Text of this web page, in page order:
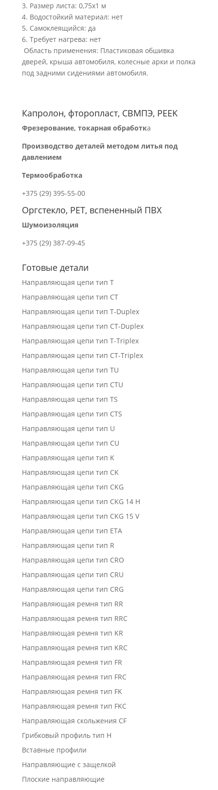
3. Размер листа: 0,75х1 м
4. Водостойкий материал: нет
5. Самоклеящийся: да
6. Требует нагрева: нет
Область применения: Пластиковая обшивка
дверей, крыша автомобиля, колесные арки и полка
под задними сидениями автомобиля.
Капролон, фторопласт, СВМПЭ, PEEK
Фрезерование, токарная обработка
Производство деталей методом литья под
давлением
Термообработка
+375 (29) 395-55-00
Оргстекло, PET, вспененный ПВХ
Шумоизоляция
+375 (29) 387-09-45
Готовые детали
Направляющая цепи тип T
Направляющая цепи тип CT
Направляющая цепи тип T-Duplex
Направляющая цепи тип СT-Duplex
Направляющая цепи тип T-Triplex
Направляющая цепи тип CT-Triplex
Направляющая цепи тип TU
Направляющая цепи тип CTU
Направляющая цепи тип TS
Направляющая цепи тип CTS
Направляющая цепи тип U
Направляющая цепи тип CU
Направляющая цепи тип K
Направляющая цепи тип CK
Направляющая цепи тип CKG
Направляющая цепи тип CKG 14 H
Направляющая цепи тип CKG 15 V
Направляющая цепи тип ETA
Направляющая цепи тип R
Направляющая цепи тип CRO
Направляющая цепи тип CRU
Направляющая цепи тип CRG
Направляющая ремня тип RR
Направляющая ремня тип RRC
Направляющая ремня тип KR
Направляющая ремня тип KRC
Направляющая ремня тип FR
Направляющая ремня тип FRC
Направляющая ремня тип FK
Направляющая ремня тип FKC
Направляющая скольжения CF
Грибковый профиль тип H
Вставные профили
Направляющие с защелкой
Плоские направляющие